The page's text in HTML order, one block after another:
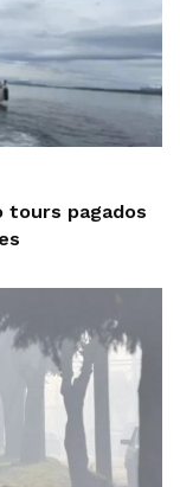
tours pagados